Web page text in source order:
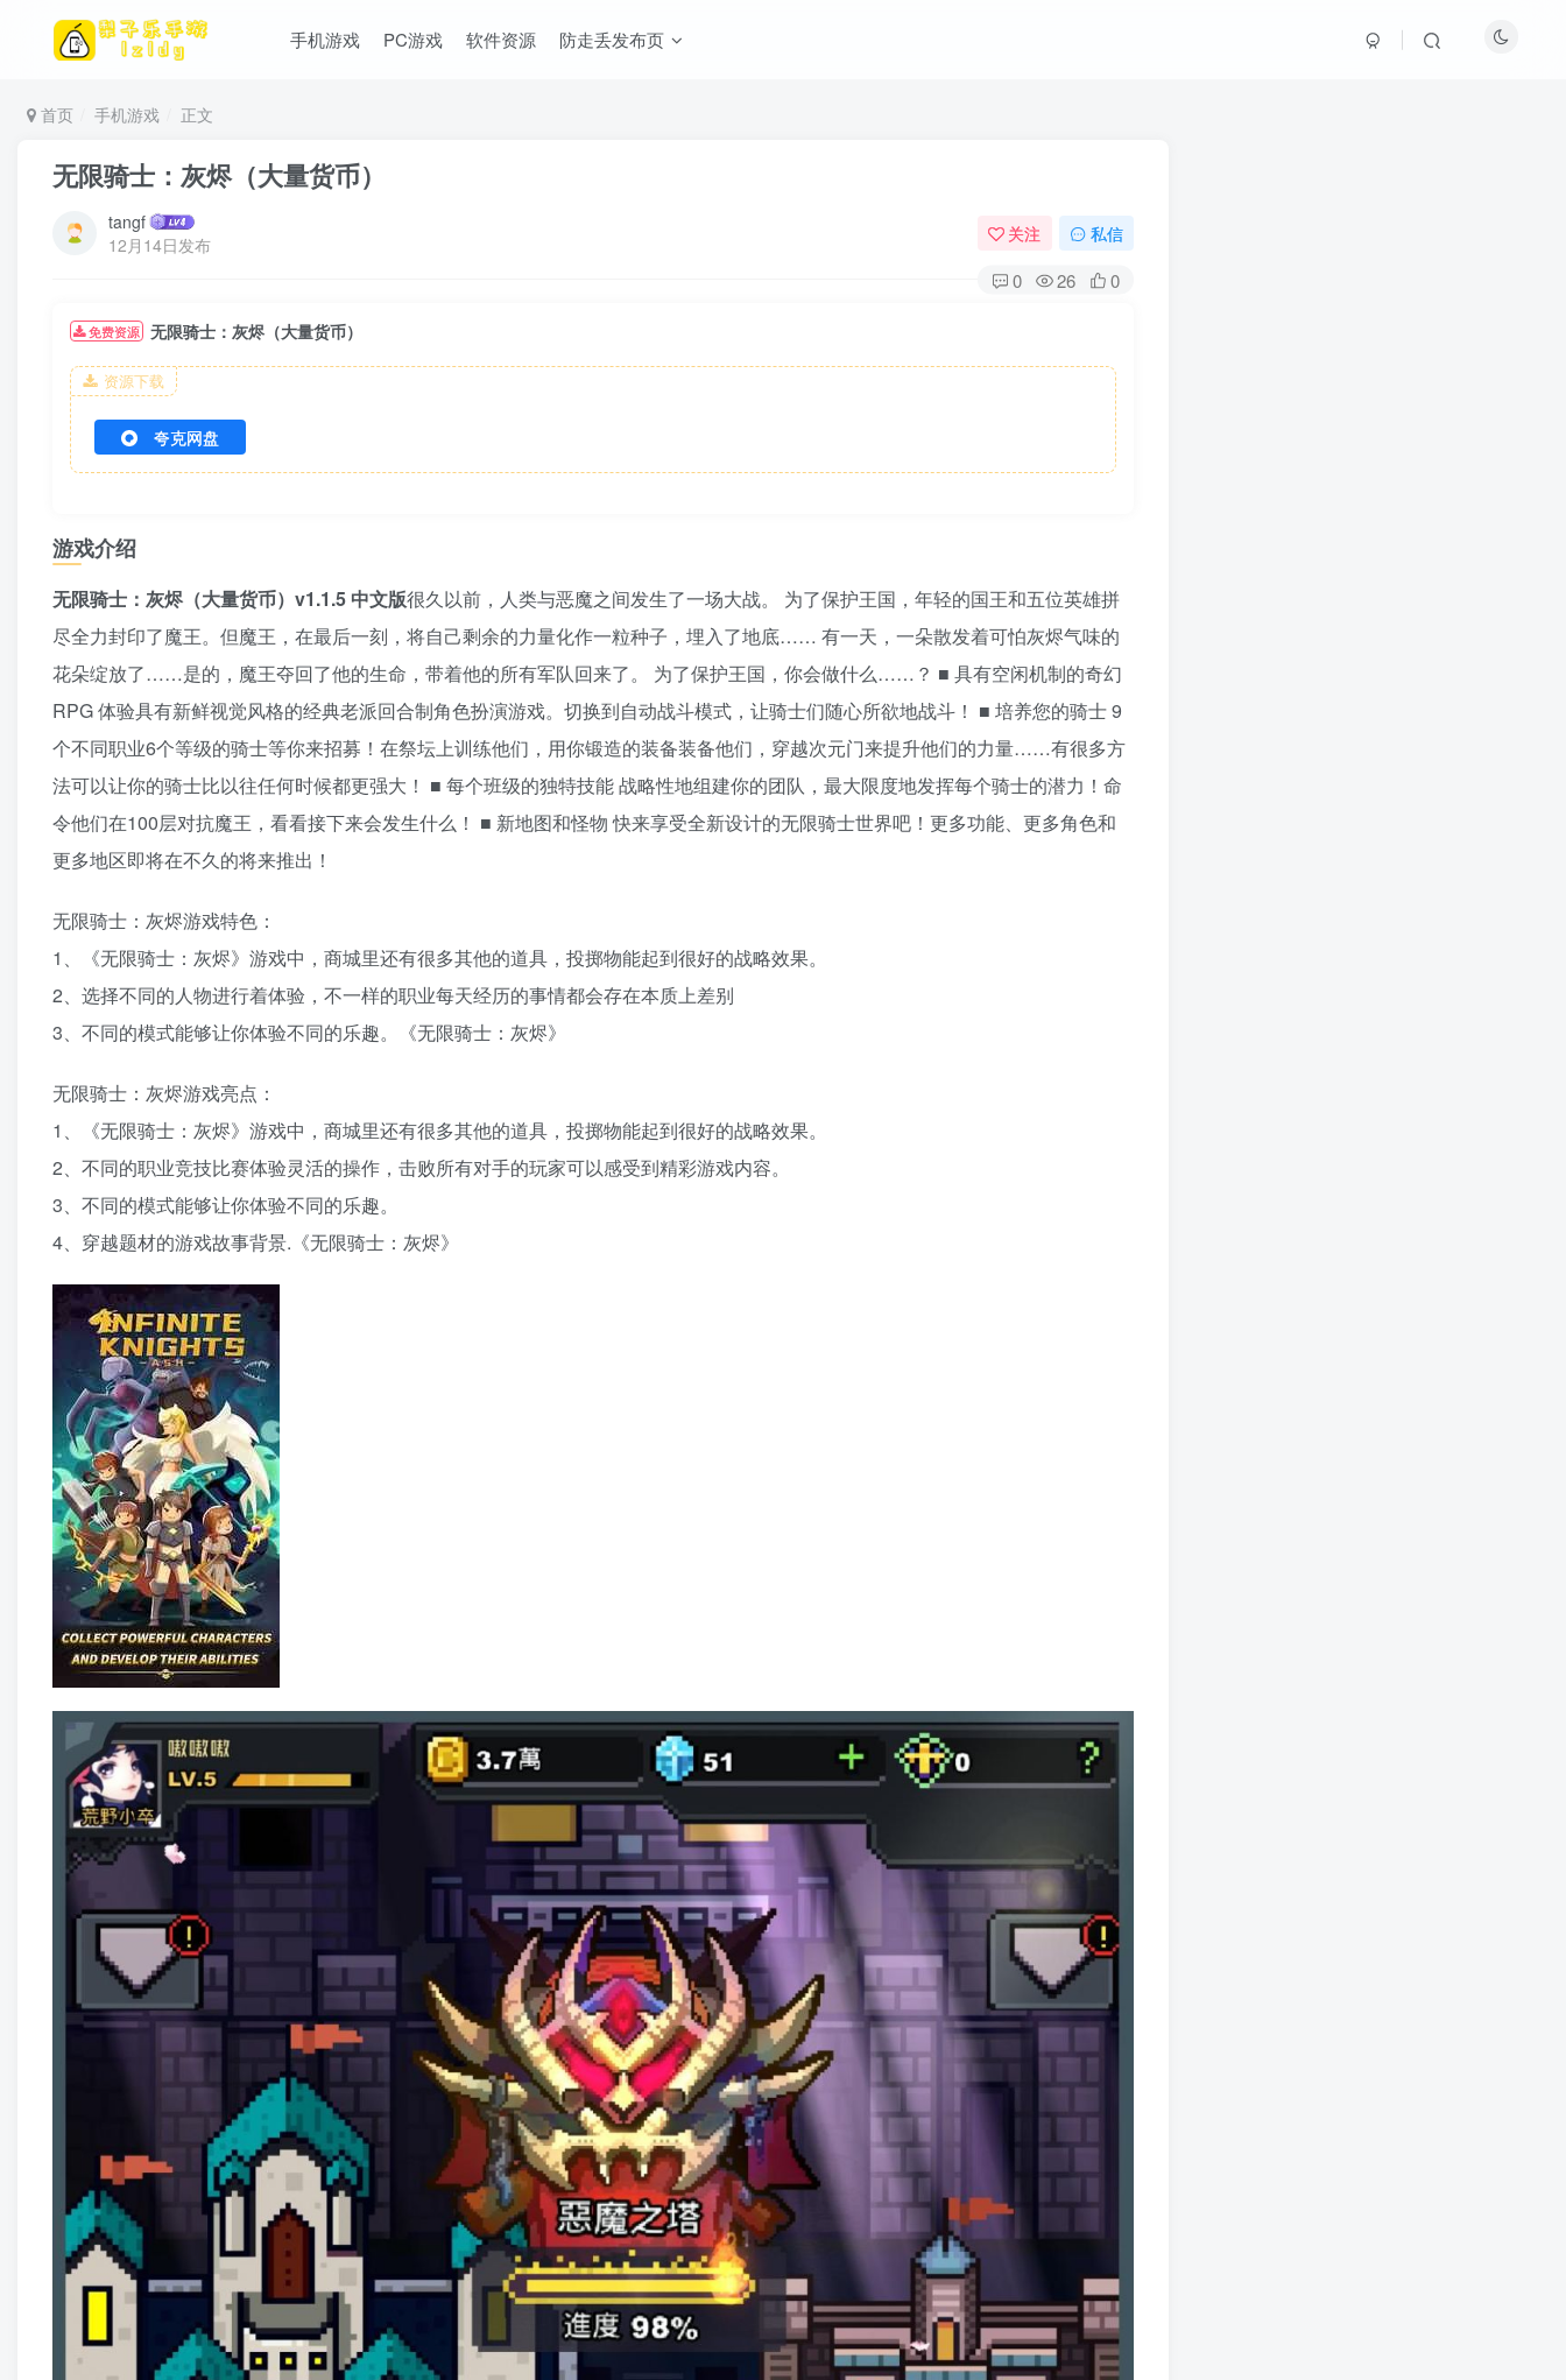
手机游戏 PC游戏 软件资源 防走丢发布页
首页 手机游戏 正文
无限骑士：灰烬（大量货币）
tangf
12月14日发布
关注 私信
0 26 0
免费资源 无限骑士：灰烬（大量货币）
资源下载
夸克网盘
游戏介绍
无限骑士：灰烬（大量货币）v1.1.5 中文版很久以前，人类与恶魔之间发生了一场大战。 为了保护王国，年轻的国王和五位英雄拼
尽全力封印了魔王。但魔王，在最后一刻，将自己剩余的力量化作一粒种子，埋入了地底…… 有一天，一朵散发着可怕灰烬气味的
花朵绽放了……是的，魔王夺回了他的生命，带着他的所有军队回来了。 为了保护王国，你会做什么……？ ■ 具有空闲机制的奇幻
RPG 体验具有新鲜视觉风格的经典老派回合制角色扮演游戏。切换到自动战斗模式，让骑士们随心所欲地战斗！ ■ 培养您的骑士 9
个不同职业6个等级的骑士等你来招募！在祭坛上训练他们，用你锻造的装备装备他们，穿越次元门来提升他们的力量……有很多方
法可以让你的骑士比以往任何时候都更强大！ ■ 每个班级的独特技能 战略性地组建你的团队，最大限度地发挥每个骑士的潜力！命
令他们在100层对抗魔王，看看接下来会发生什么！ ■ 新地图和怪物 快来享受全新设计的无限骑士世界吧！更多功能、更多角色和
更多地区即将在不久的将来推出！
无限骑士：灰烬游戏特色：
1、《无限骑士：灰烬》游戏中，商城里还有很多其他的道具，投掷物能起到很好的战略效果。
2、选择不同的人物进行着体验，不一样的职业每天经历的事情都会存在本质上差别
3、不同的模式能够让你体验不同的乐趣。《无限骑士：灰烬》
无限骑士：灰烬游戏亮点：
1、《无限骑士：灰烬》游戏中，商城里还有很多其他的道具，投掷物能起到很好的战略效果。
2、不同的职业竞技比赛体验灵活的操作，击败所有对手的玩家可以感受到精彩游戏内容。
3、不同的模式能够让你体验不同的乐趣。
4、穿越题材的游戏故事背景.《无限骑士：灰烬》